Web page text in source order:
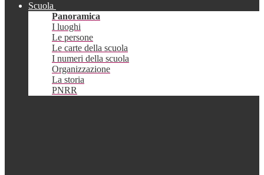
Scuola
Panoramica
I luoghi
Le persone
Le carte della scuola
I numeri della scuola
Organizzazione
La storia
PNRR